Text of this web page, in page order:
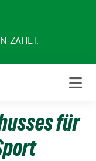
ZÄHLT.
für